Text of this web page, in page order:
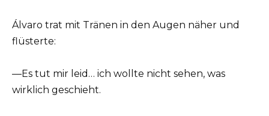
Álvaro trat mit Tränen in den Augen näher und
flüsterte:
—Es tut mir leid… ich wollte nicht sehen, was
wirklich geschieht.